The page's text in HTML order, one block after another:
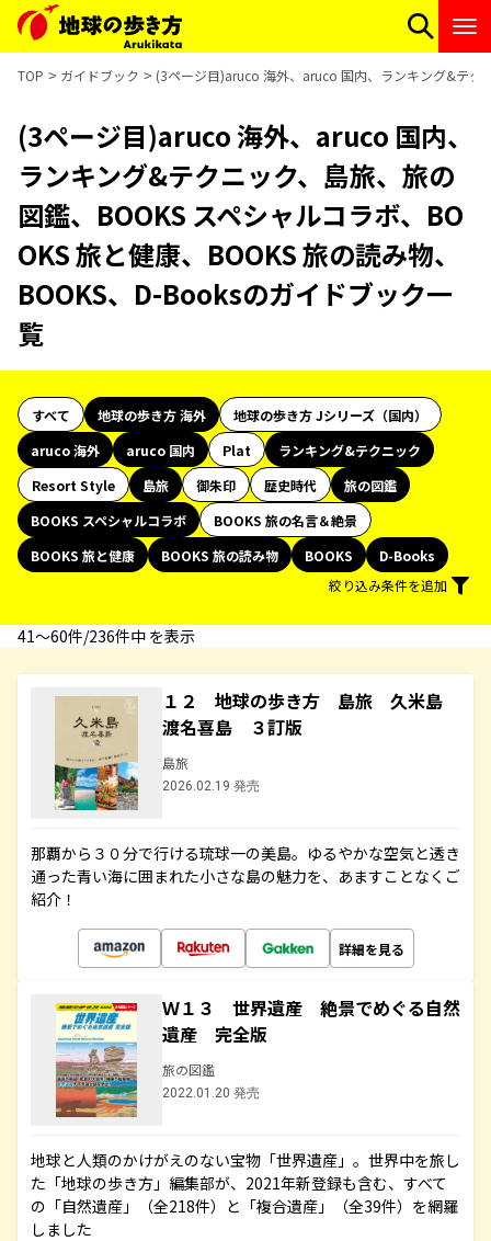
TOP ガイドブック (3ページ目)aruco 海外、aruco 国内、ランキング&テク
(3ページ目)aruco 海外、aruco 国内、
ランキング&テクニック、島旅、旅の
図鑑、BOOKS スペシャルコラボ、BO
OKS 旅と健康、BOOKS 旅の読み物、
BOOKS、D-Booksのガイドブック一
覧
すべて 地球の歩き方 海外
地球の歩き方 Jシリーズ（国内）
aruco 海外
aruco 国内 Plat
ランキング&テクニック
Resort Style
島旅 御朱印 歴史時代
旅の図鑑
BOOKS スペシャルコラボ
BOOKS 旅の名言＆絶景
BOOKS 旅と健康
BOOKS 旅の読み物 BOOKS
D-Books
絞り込み条件を追加
41〜60件/236件中 を表示
１２ 地球の歩き方 島旅 久米島
渡名喜島 ３訂版
島旅
2026.02.19 発売
那覇から３０分で行ける琉球一の美島。ゆるやかな空気と透き
通った青い海に囲まれた小さな島の魅力を、あますことなくご
紹介！
詳細を見る
Ｗ１３ 世界遺産 絶景でめぐる自然
遺産 完全版
旅の図鑑
2022.01.20 発売
地球と人類のかけがえのない宝物「世界遺産」。世界中を旅し
た「地球の歩き方」編集部が、2021年新登録も含む、すべて
の「自然遺産」（全218件）と「複合遺産」（全39件）を網羅
しました